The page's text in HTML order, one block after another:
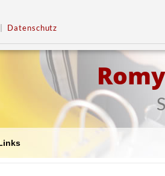
Datenschutz